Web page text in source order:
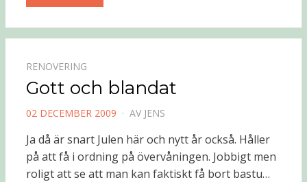
RENOVERING
Gott och blandat
PUBLICERAD
02 DECEMBER 2009 AV JENS
Ja då är snart Julen här och nytt år också. Håller
på att få i ordning på övervåningen. Jobbigt men
roligt att se att man kan faktiskt få bort bastu…